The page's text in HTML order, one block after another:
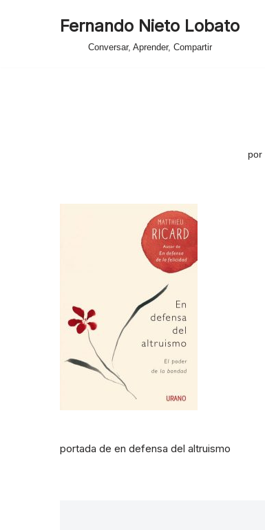
Fernando Nieto Lobato
Conversar, Aprender, Compartir
por
portada de en defensa del altruismo